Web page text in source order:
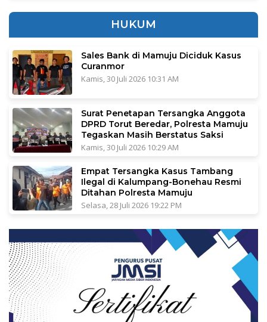
HUKUM
Sales Bank di Mamuju Diciduk Kasus
Curanmor
Kamis, 30 Juli 2026 10:31 AM
Surat Penetapan Tersangka Anggota
DPRD Torut Beredar, Polresta Mamuju
Tegaskan Masih Berstatus Saksi
Kamis, 30 Juli 2026 10:29 AM
Empat Tersangka Kasus Tambang
Ilegal di Kalumpang-Bonehau Resmi
Ditahan Polresta Mamuju
Selasa, 28 Juli 2026 19:22 PM